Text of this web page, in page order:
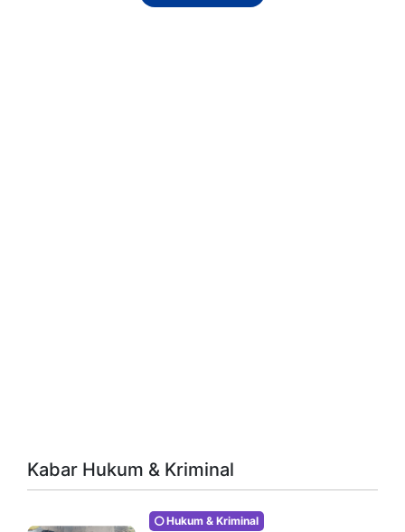
Kabar Hukum & Kriminal
Hukum & Kriminal